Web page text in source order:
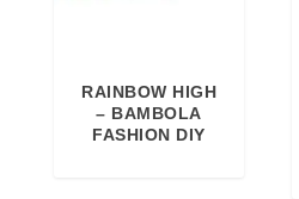
RAINBOW HIGH
– BAMBOLA
FASHION DIY